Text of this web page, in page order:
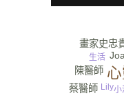
畫家史忠
蔡醫師
陳醫師
Lily
生活
小